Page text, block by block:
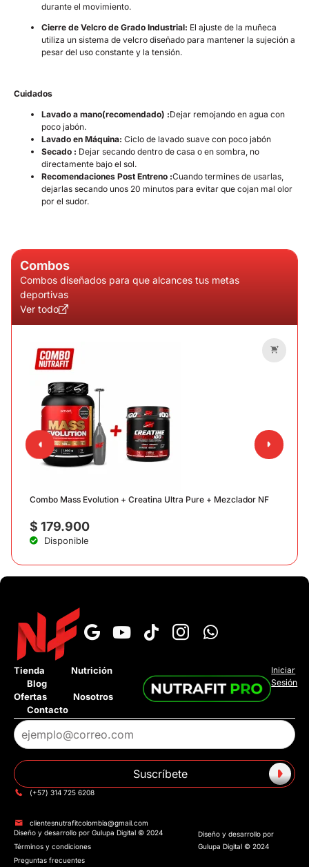
durante el movimiento.
Cierre de Velcro de Grado Industrial: El ajuste de la muñeca
utiliza un sistema de velcro diseñado para mantener la sujeción a
pesar del uso constante y la tensión.
Cuidados
Lavado a mano(recomendado) :Dejar remojando en agua con
poco jabón.
Lavado en Máquina: Ciclo de lavado suave con poco jabón
Secado : Dejar secando dentro de casa o en sombra, no
directamente bajo el sol.
Recomendaciones Post Entreno :Cuando termines de usarlas,
dejarlas secando unos 20 minutos para evitar que cojan mal olor
por el sudor.
Combos
Combos diseñados para que alcances tus metas
deportivas
Ver todo
Combo Mass Evolution + Creatina Ultra Pure + Mezclador NF
$ 179.900
Disponible
¿Cuál es el tiempo de entrega?
¿Tienen Addi o Sistecredito?
Tienda
Nutrición
Blog
Ofertas
Nosotros
Contacto
Iniciar
Sesión
Suscríbete
(+57) 314 725 6208
clientesnutrafitcolombia@gmail.com
Diseño y desarrollo por Gulupa Digital © 2024
Términos y condiciones
Preguntas frecuentes
Diseño y desarrollo por
Gulupa Digital © 2024